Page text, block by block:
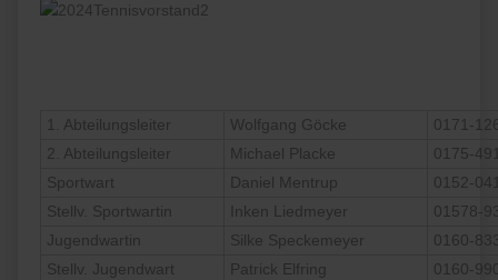
1. Abteilungsleiter Wolfgang Göcke
0171-
2. Abteilungsleiter
Michael Placke
0175-
Sportwart
Daniel Mentrup
0152-
Stellv. Sportwartin
Inken Liedmeyer
01578-
Jugendwartin
Silke Speckemeyer
0160-
Stellv. Jugendwart
Patrick Elfring
0160-